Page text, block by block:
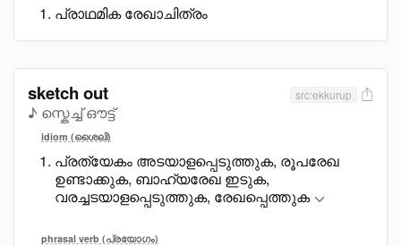
പ്രാഥമിക രേഖാചിത്രം
sketch out
♪ സ്കെച്ച് ഔട്ട്
src:ekkurup
idiom (ശൈലി)
പ്രത്യേകം അടയാളപ്പെടുത്തുക, രൂപരേഖ
ഉണ്ടാക്കുക, ബാഹ്യരേഖ ഇടുക,
വരച്ചടയാളപ്പെടുത്തുക, രേഖപ്പെത്തുക
phrasal verb (പ്രയോഗം)